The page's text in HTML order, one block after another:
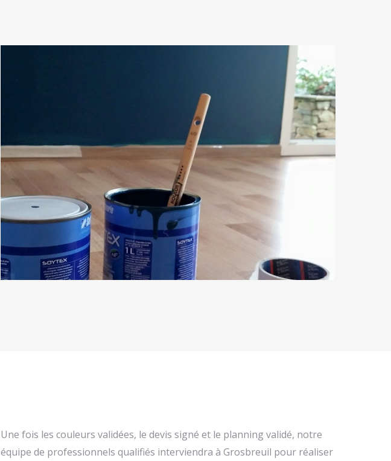
Une fois les couleurs validées, le devis signé et le planning validé, notre
équipe de professionnels qualifiés interviendra à Grosbreuil pour réaliser